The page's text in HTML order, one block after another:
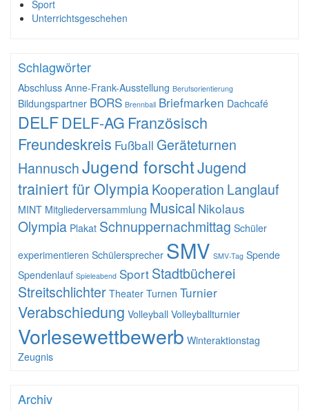
Sport
Unterrichtsgeschehen
Schlagwörter
Abschluss Anne-Frank-Ausstellung Berufsorientierung
Bildungspartner BORS Brennball Briefmarken Dachcafé
DELFDELF-AG Französisch
Freundeskreis Fußball Geräteturnen
HannuschJugend forschtJugend
trainiert für OlympiaKooperation Langlauf
MINT Mitgliederversammlung Musical Nikolaus
Olympia Plakat Schnuppernachmittag Schüler
experimentieren Schülersprecher SMV SMV-Tag Spende
Spendenlauf Spieleabend Sport Stadtbücherei
Streitschlichter Theater Turnen Turnier
Verabschiedung Volleyball Volleyballturnier
Vorlesewettbewerb Winteraktionstag
Zeugnis
Archiv